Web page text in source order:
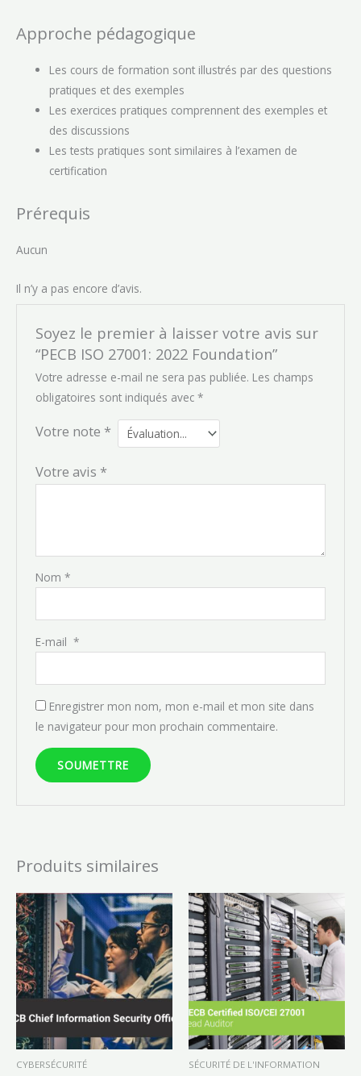
Approche pédagogique
Les cours de formation sont illustrés par des questions
pratiques et des exemples
Les exercices pratiques comprennent des exemples et
des discussions
Les tests pratiques sont similaires à l’examen de
certification
Prérequis
Aucun
Il n’y a pas encore d’avis.
Soyez le premier à laisser votre avis sur
“PECB ISO 27001: 2022 Foundation”
Votre adresse e-mail ne sera pas publiée. Les champs
obligatoires sont indiqués avec *
Votre note *
Votre avis *
Nom *
E-mail *
Enregistrer mon nom, mon e-mail et mon site dans
le navigateur pour mon prochain commentaire.
Produits similaires
CYBERSÉCURITÉ SÉCURITÉ DE L'INFORMATION